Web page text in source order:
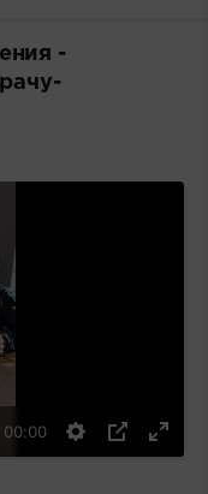
-
00:00